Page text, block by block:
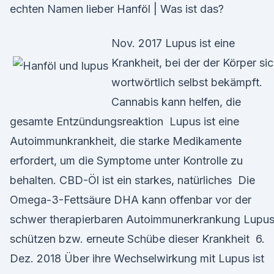
echten Namen lieber Hanföl | Was ist das?
Nov. 2017 Lupus ist eine
Krankheit, bei der der Körper
wortwörtlich selbst bekämpft.
Cannabis kann helfen, die
gesamte Entzündungsreaktion Lupus ist eine
Autoimmunkrankheit, die starke Medikamente
erfordert, um die Symptome unter Kontrolle zu
behalten. CBD-Öl ist ein starkes, natürliches Die
Omega-3-Fettsäure DHA kann offenbar vor der
schwer therapierbaren Autoimmunerkrankung Lupus
schützen bzw. erneute Schübe dieser Krankheit 6.
Dez. 2018 Über ihre Wechselwirkung mit Lupus ist